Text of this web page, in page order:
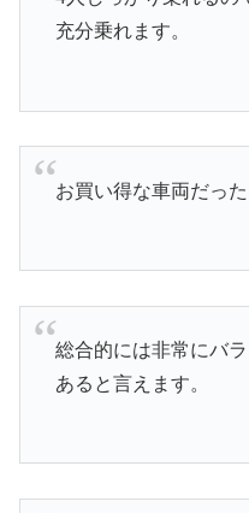
充分乗れます。
お買い得な車両だった
総合的には非常にバ
あると言えます。